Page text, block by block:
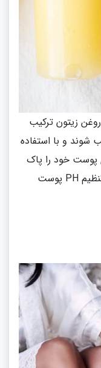
زیتون ترکیب
شوند و با استفاده
پوست خود را پاک
PH پوست